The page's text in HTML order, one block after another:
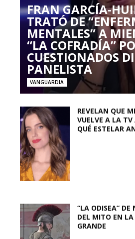
FRAN GARCÍA-
TRATÓ DE
MENTALES” A
“LA COFRADÍA”
CUESTIONADOS
PANELISTA
VANGUARDIA
REVELAN QUE
VUELVE A LA TV
QUÉ ESTELAR
“LA ODISEA” DE
DEL MITO EN
GRANDE